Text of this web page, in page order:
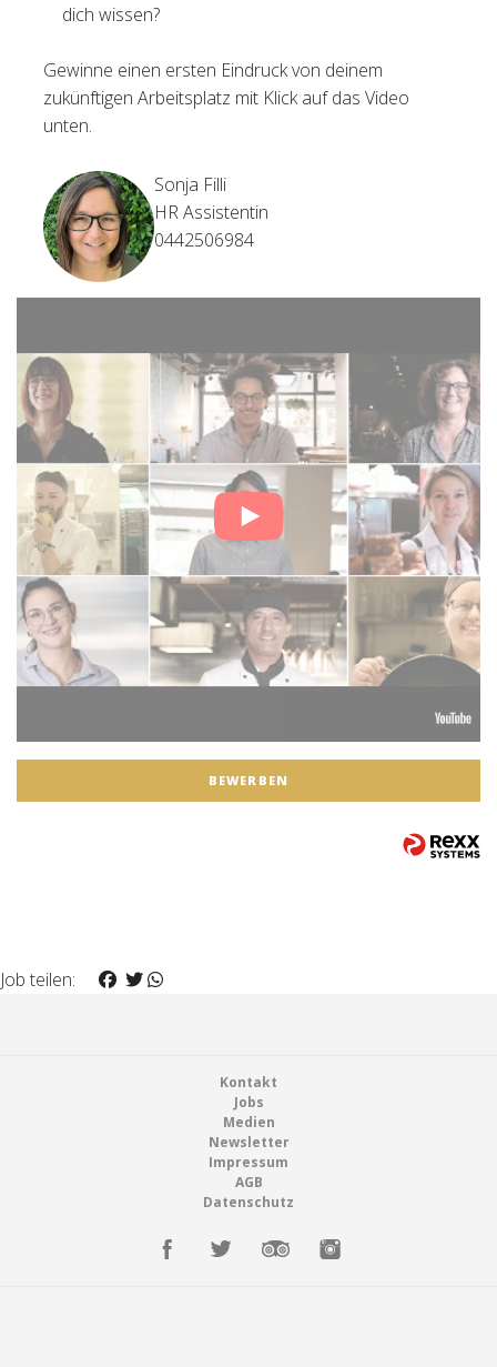
dich wissen?
Gewinne einen ersten Eindruck von deinem
zukünftigen Arbeitsplatz mit Klick auf das Video
unten.
Sonja Filli
HR Assistentin
0442506984
BEWERBEN
Job teilen:
Kontakt
Jobs
Medien
Newsletter
Impressum
AGB
Datenschutz